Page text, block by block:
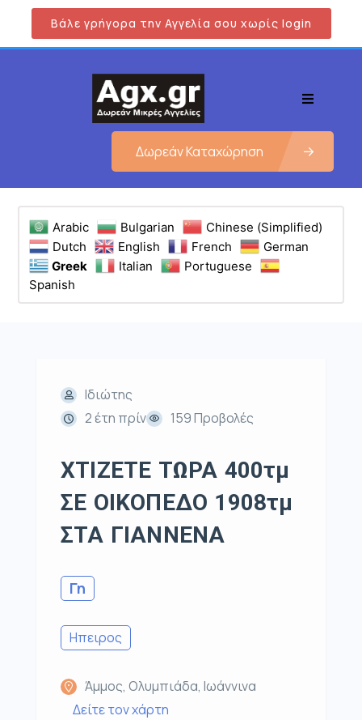
Βάλε γρήγορα την Αγγελία σου χωρίς login
Δωρεάν Καταχώρηση
Arabic Bulgarian
Chinese (Simplified)
Dutch
English French
German
Greek
Italian
Portuguese
Spanish
Ιδιώτης
2 έτη πρίν
159 Προβολές
ΧΤΙΖΕΤΕ ΤΩΡΑ 400τμ
ΣΕ ΟΙΚΟΠΕΔΟ 1908τμ
ΣΤΑ ΓΙΑΝΝΕΝΑ
Γη
Ηπειρος
Άμμος, Ολυμπιάδα, Ιωάννινα
Δείτε τον χάρτη